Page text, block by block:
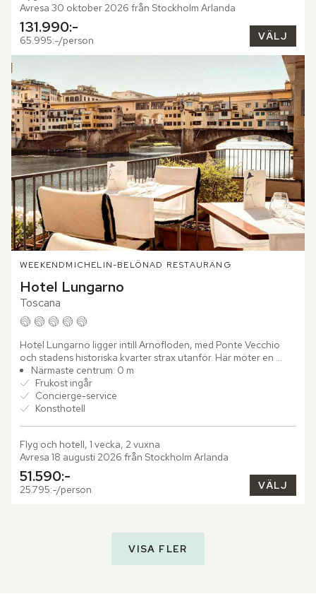
Avresa 30 oktober 2026 från Stockholm Arlanda
131.990:-
65.995:-/person VÄLJ
WEEKENDMICHELIN-BELÖNAD RESTAURANG
Hotel Lungarno
Toscana
Hotel Lungarno ligger intill Arnofloden, med Ponte Vecchio
och stadens historiska kvarter strax utanför. Här möter en
avslappnad färgpalett i blått, vitt och brunt en omfattande...
Närmaste centrum: 0 m
Frukost ingår
Concierge-service
Konsthotell
Flyg och hotell, 1 vecka, 2 vuxna
Avresa 18 augusti 2026 från Stockholm Arlanda
51.590:-
25.795:-/person VÄLJ
VISA FLER